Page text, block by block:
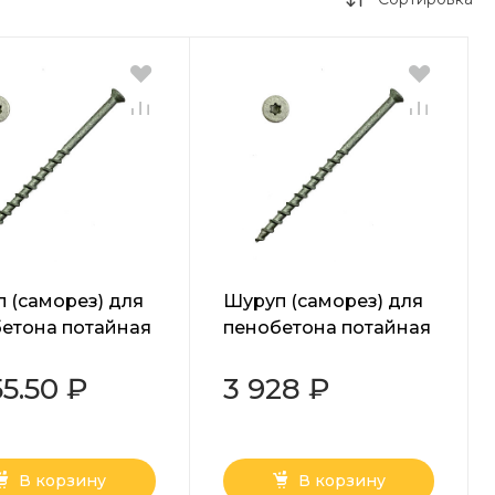
(саморез) для
потайная
мм
₽
В корзину
Шуруп (саморез) для
пенобетона потайная
8х220 мм
3 928 ₽
В корзину